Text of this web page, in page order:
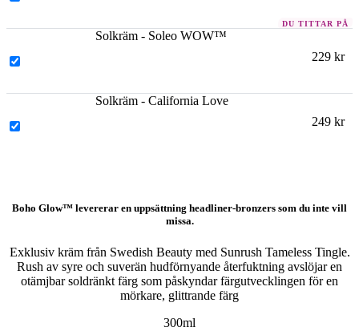
Solkräm - Soleo WOW™
229 kr
Solkräm - California Love
249 kr
Boho Glow™ levererar en uppsättning headliner-bronzers som du inte vill
missa.
Exklusiv kräm från Swedish Beauty med Sunrush Tameless Tingle.
Rush av syre och suverän hudförnyande återfuktning avslöjar en
otämjbar soldränkt färg som påskyndar färgutvecklingen för en
mörkare, glittrande färg
300ml